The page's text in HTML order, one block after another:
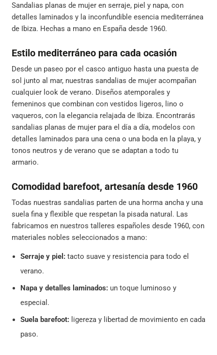
Sandalias planas de mujer en serraje, piel y napa, con
detalles laminados y la inconfundible esencia mediterránea
de Ibiza. Hechas a mano en España desde 1960.
Estilo mediterráneo para cada ocasión
Desde un paseo por el casco antiguo hasta una puesta de
sol junto al mar, nuestras sandalias de mujer acompañan
cualquier look de verano. Diseños atemporales y
femeninos que combinan con vestidos ligeros, lino o
vaqueros, con la elegancia relajada de Ibiza. Encontrarás
sandalias planas de mujer para el día a día, modelos con
detalles laminados para una cena o una boda en la playa, y
tonos neutros y de verano que se adaptan a todo tu
armario.
Comodidad barefoot, artesanía desde 1960
Todas nuestras sandalias parten de una horma ancha y una
suela fina y flexible que respetan la pisada natural. Las
fabricamos en nuestros talleres españoles desde 1960, con
materiales nobles seleccionados a mano:
Serraje y piel: tacto suave y resistencia para todo el
verano.
Napa y detalles laminados: un toque luminoso y
especial.
Suela barefoot: ligereza y libertad de movimiento en cada
paso.